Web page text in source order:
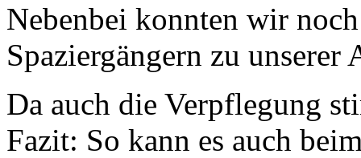
Nebenbei konnten wir
Spaziergängern zu
Da auch die Verpflegung
Fazit: So kann es auch